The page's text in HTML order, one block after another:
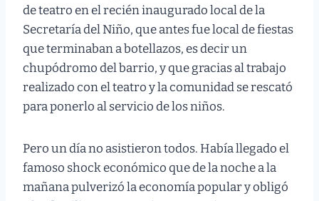
de teatro en el recién inaugurado local de la
Secretaría del Niño, que antes fue local de fiestas
que terminaban a botellazos, es decir un
chupódromo del barrio, y que gracias al trabajo
realizado con el teatro y la comunidad se rescató
para ponerlo al servicio de los niños.
Pero un día no asistieron todos. Había llegado el
famoso shock económico que de la noche a la
mañana pulverizó la economía popular y obligó